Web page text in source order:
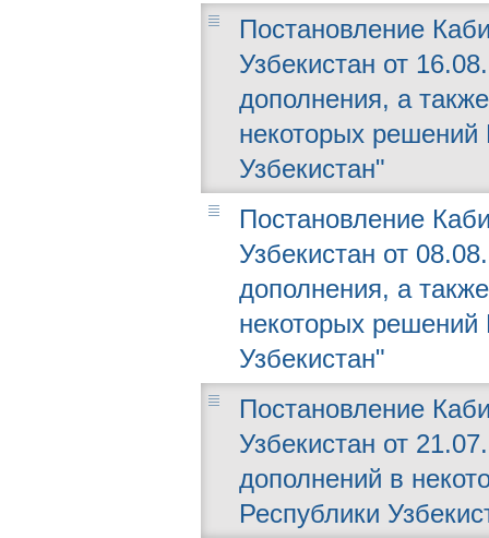
Постановление
Узбекистан от
дополнения, а
некоторых решений
Узбекистан"
Постановление
Узбекистан от
дополнения, а
некоторых решений
Узбекистан"
Постановление
Узбекистан от
дополнений в
Республики